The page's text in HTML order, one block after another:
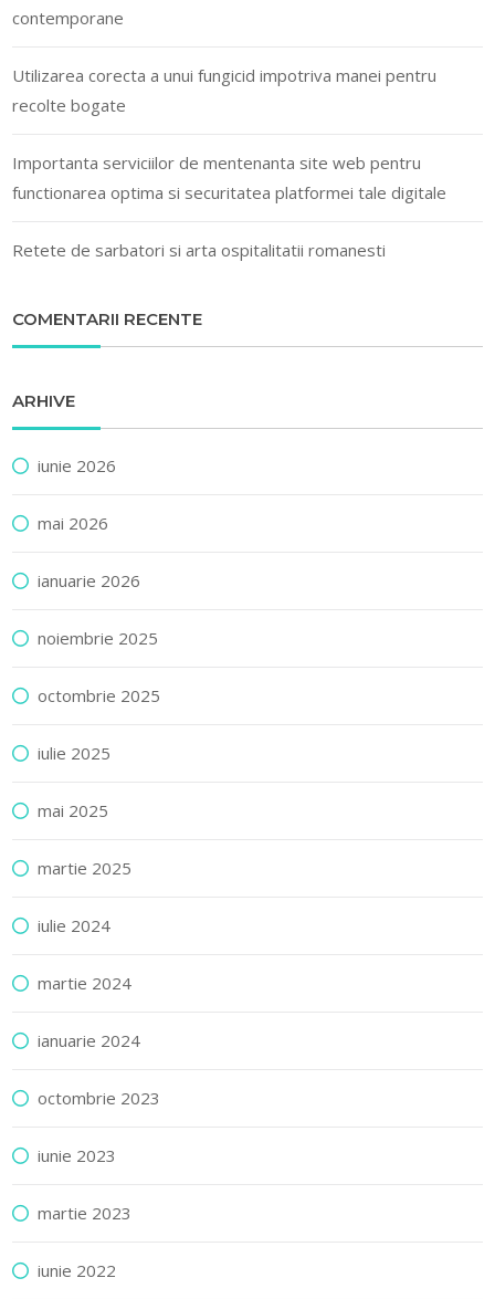
contemporane
Utilizarea corecta a unui fungicid impotriva manei pentru
recolte bogate
Importanta serviciilor de mentenanta site web pentru
functionarea optima si securitatea platformei tale digitale
Retete de sarbatori si arta ospitalitatii romanesti
COMENTARII RECENTE
ARHIVE
iunie 2026
mai 2026
ianuarie 2026
noiembrie 2025
octombrie 2025
iulie 2025
mai 2025
martie 2025
iulie 2024
martie 2024
ianuarie 2024
octombrie 2023
iunie 2023
martie 2023
iunie 2022